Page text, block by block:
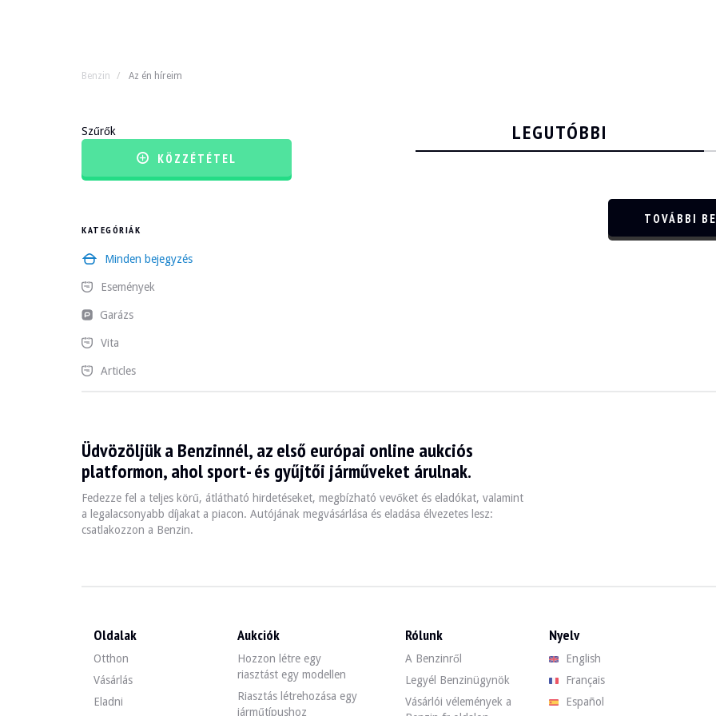
Benzin Az én híreim
Szűrők
KÖZZÉTÉTEL
KATEGÓRIÁK
Minden bejegyzés
Események
Garázs
Vita
Articles
LEGUTÓBBI
TOVÁBBI
Üdvözöljük a Benzinnél, az első európai online aukciós
platformon, ahol sport- és gyűjtői járműveket árulnak.
Fedezze fel a teljes körű, átlátható hirdetéseket, megbízható vevőket és eladókat, valamint
a legalacsonyabb díjakat a piacon. Autójának megvásárlása és eladása élvezetes lesz:
csatlakozzon a Benzin.
Oldalak
Otthon
Vásárlás
Eladni
Aukciók
Hozzon létre egy
riasztást egy modellen
Riasztás létrehozása egy
járműtípushoz
Rólunk
A Benzinről
Legyél Benzinügynök
Vásárlói vélemények a
Nyelv
English
Français
Español